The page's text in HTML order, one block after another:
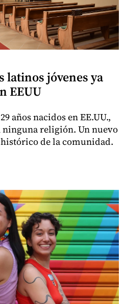
latinos jóvenes ya
EEUU
años nacidos en EE.UU.,
ninguna religión. Un nuevo
de la comunidad.